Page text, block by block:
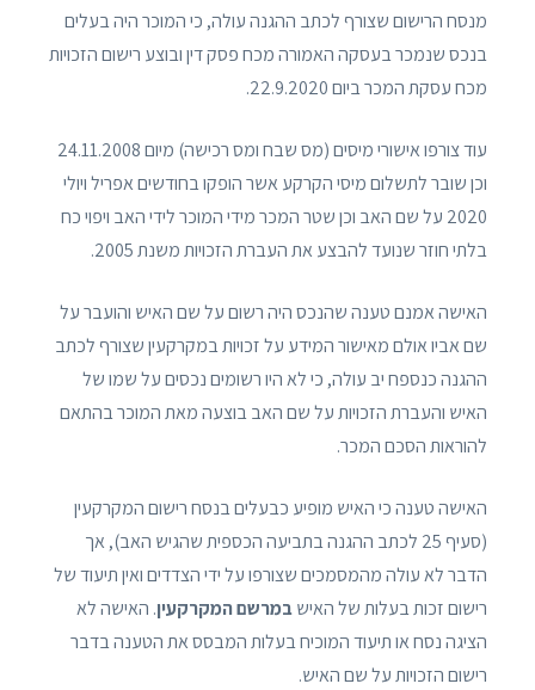
מנסח הרישום שצורף לכתב ההגנה עולה, כי המוכר היה בעלים
בנכס שנמכר בעסקה האמורה מכח פסק דין ובוצע רישום הזכויות
מכח עסקת המכר ביום 22.9.2020.
עוד צורפו אישורי מיסים (מס שבח ומס רכישה) מיום 24.11.2008
וכן שובר לתשלום מיסי הקרקע אשר הופקו בחודשים אפריל ויולי
2020 על שם האב וכן שטר המכר מידי המוכר לידי האב ויפוי כח
בלתי חוזר שנועד להבצע את העברת הזכויות משנת 2005.
האישה אמנם טענה שהנכס היה רשום על שם האיש והועבר על
שם אביו אולם מאישור המידע על זכויות במקרקעין שצורף לכתב
ההגנה כנספח יב עולה, כי לא היו רשומים נכסים על שמו של
האיש והעברת הזכויות על שם האב בוצעה מאת המוכר בהתאם
להוראות הסכם המכר.
האישה טענה כי האיש מופיע כבעלים בנסח רישום המקרקעין
(סעיף 25 לכתב ההגנה בתביעה הכספית שהגיש האב), אך
הדבר לא עולה מהמסמכים שצורפו על ידי הצדדים ואין תיעוד של
רישום זכות בעלות של האישבמרשם המקרקעין. האישה לא
הציגה נסח או תיעוד המוכיח בעלות המבסס את הטענה בדבר
רישום הזכויות על שם האיש.